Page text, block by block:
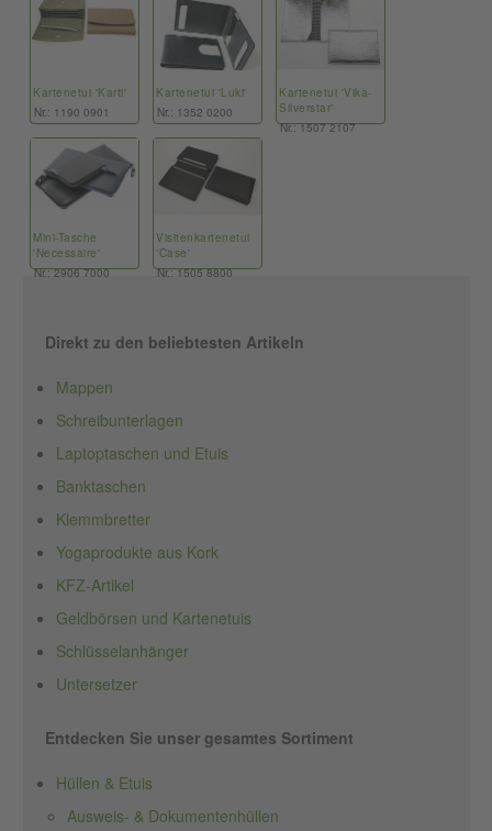
Kartenetui 'Karti'
Nr.: 1190 0901
Kartenetui 'Luki'
Nr.: 1352 0200
Kartenetui 'Vika-
Silverstar'
Nr.: 1507 2107
Mini-Tasche
'Necessaire'
Nr.: 2906 7000
Visitenkartenetui
'Case'
Nr.: 1505 8800
Direkt zu den beliebtesten Artikeln
Mappen
Schreibunterlagen
Laptoptaschen und Etuis
Banktaschen
Klemmbretter
Yogaprodukte aus Kork
KFZ-Artikel
Geldbörsen und Kartenetuis
Schlüsselanhänger
Untersetzer
Entdecken Sie unser gesamtes Sortiment
Hüllen & Etuis
Ausweis- & Dokumentenhüllen